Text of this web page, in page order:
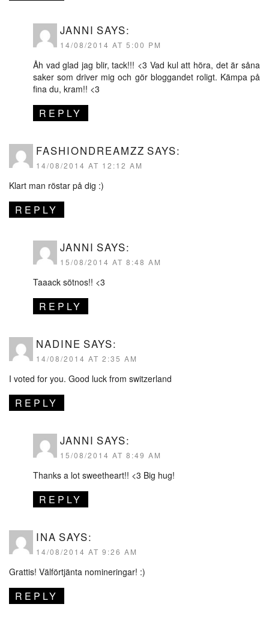
JANNI SAYS:
14/08/2014 AT 5:00 PM
Åh vad glad jag blir, tack!!! <3 Vad kul att höra, det är såna
saker som driver mig och gör bloggandet roligt. Kämpa på
fina du, kram!! <3
REPLY
FASHIONDREAMZZ SAYS:
14/08/2014 AT 12:12 AM
Klart man röstar på dig :)
REPLY
JANNI SAYS:
15/08/2014 AT 8:48 AM
Taaack sötnos!! <3
REPLY
NADINE SAYS:
14/08/2014 AT 2:35 AM
I voted for you. Good luck from switzerland
REPLY
JANNI SAYS:
15/08/2014 AT 8:49 AM
Thanks a lot sweetheart!! <3 Big hug!
REPLY
INA SAYS:
14/08/2014 AT 9:26 AM
Grattis! Välförtjänta nomineringar! :)
REPLY